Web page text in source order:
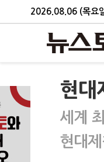
2026.08.06 (목요
현대
세계
현대